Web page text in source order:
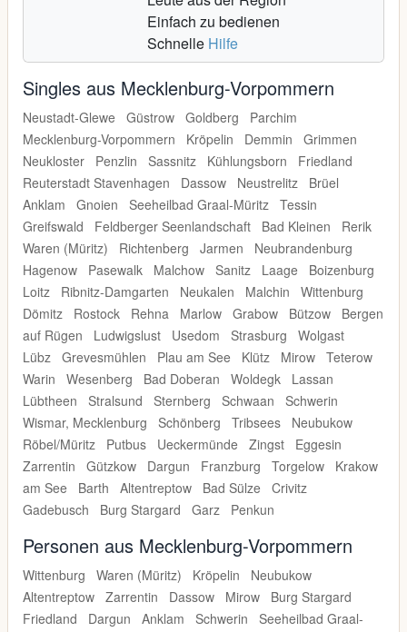
Einfach zu bedienen
Schnelle Hilfe
Singles aus Mecklenburg-Vorpommern
Neustadt-Glewe Güstrow Goldberg
Parchim
Mecklenburg-Vorpommern
Kröpelin Demmin
Grimmen
Neukloster
Penzlin Sassnitz Kühlungsborn
Friedland
Reuterstadt Stavenhagen
Dassow Neustrelitz
Brüel
Anklam
Gnoien Seeheilbad Graal-Müritz Tessin
Greifswald
Feldberger Seenlandschaft Bad Kleinen
Rerik
Waren (Müritz)
Richtenberg Jarmen
Neubrandenburg
Hagenow
Pasewalk Malchow Sanitz Laage
Boizenburg
Loitz
Ribnitz-Damgarten Neukalen Malchin
Wittenburg
Dömitz
Rostock Rehna Marlow Grabow Bützow
Bergen
auf Rügen
Ludwigslust Usedom Strasburg
Wolgast
Lübz Grevesmühlen Plau am See Klütz Mirow Teterow
Warin
Wesenberg Bad Doberan Woldegk
Lassan
Lübtheen
Stralsund Sternberg Schwaan
Schwerin
Wismar, Mecklenburg
Schönberg Tribsees
Neubukow
Röbel/Müritz
Putbus Ueckermünde Zingst
Eggesin
Zarrentin
Gützkow Dargun Franzburg Torgelow
Krakow
am See
Barth Altentreptow Bad Sülze
Crivitz
Gadebusch
Burg Stargard Garz Penkun
Personen aus Mecklenburg-Vorpommern
Wittenburg Waren (Müritz) Kröpelin
Neubukow
Altentreptow Zarrentin Dassow Mirow
Burg Stargard
Friedland
Dargun Anklam Schwerin
Seeheilbad Graal-